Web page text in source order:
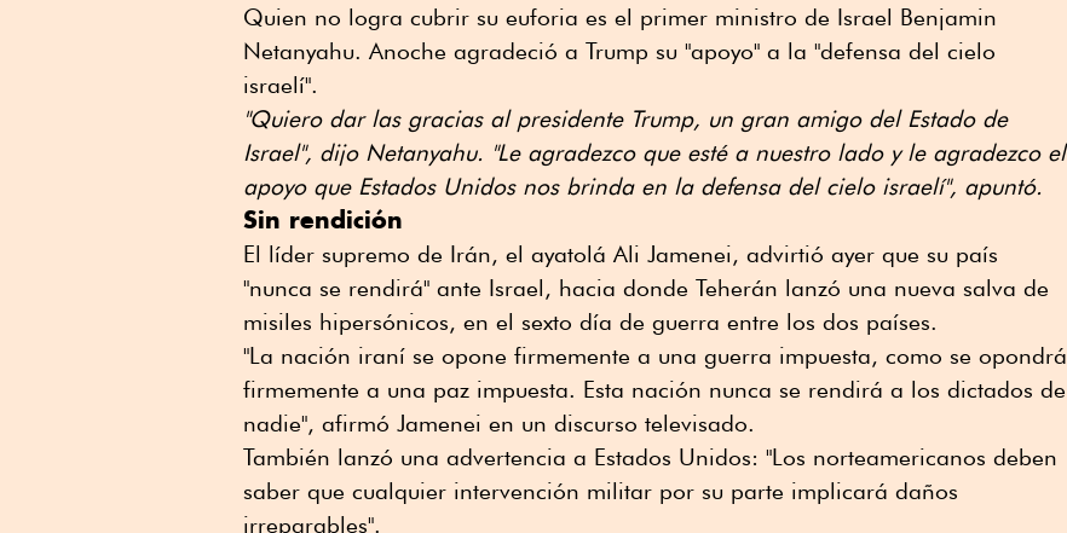
Quien no logra cubrir su euforia es el primer ministro de Israel Benjamin
Netanyahu. Anoche agradeció a Trump su "apoyo" a la "defensa del cielo
israelí".
"Quiero dar las gracias al presidente Trump, un gran amigo del Estado de
Israel", dijo Netanyahu. "Le agradezco que esté a nuestro lado y le agradezco el
apoyo que Estados Unidos nos brinda en la defensa del cielo israelí", apuntó.
Sin rendición
El líder supremo de Irán, el ayatolá Ali Jamenei, advirtió ayer que su país
"nunca se rendirá" ante Israel, hacia donde Teherán lanzó una nueva salva de
misiles hipersónicos, en el sexto día de guerra entre los dos países.
"La nación iraní se opone firmemente a una guerra impuesta, como se opondrá
firmemente a una paz impuesta. Esta nación nunca se rendirá a los dictados de
nadie", afirmó Jamenei en un discurso televisado.
También lanzó una advertencia a Estados Unidos: "Los norteamericanos deben
saber que cualquier intervención militar por su parte implicará daños
irreparables".